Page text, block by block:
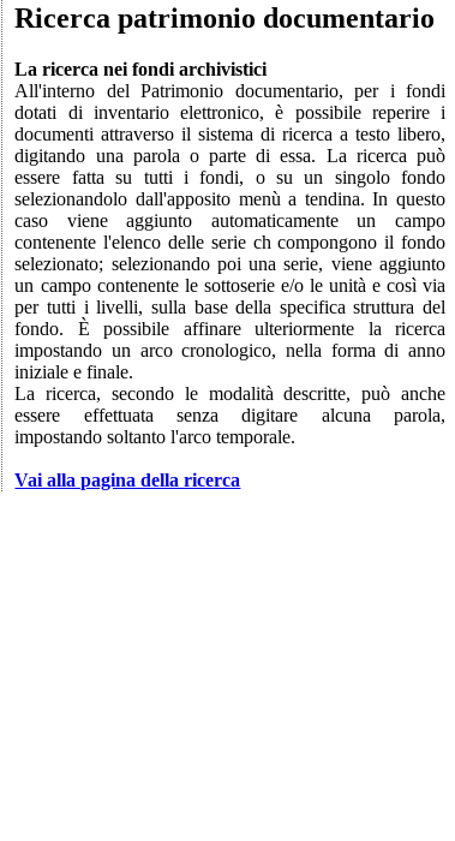
Ricerca patrimonio documentario
La ricerca nei fondi archivistici
All'interno del Patrimonio documentario, per i fondi
dotati di inventario elettronico, è possibile reperire i
documenti attraverso il sistema di ricerca a testo libero,
digitando una parola o parte di essa. La ricerca può
essere fatta su tutti i fondi, o su un singolo fondo
selezionandolo dall'apposito menù a tendina. In questo
caso viene aggiunto automaticamente un campo
contenente l'elenco delle serie ch compongono il fondo
selezionato; selezionando poi una serie, viene aggiunto
un campo contenente le sottoserie e/o le unità e così via
per tutti i livelli, sulla base della specifica struttura del
fondo. È possibile affinare ulteriormente la ricerca
impostando un arco cronologico, nella forma di anno
iniziale e finale.
La ricerca, secondo le modalità descritte, può anche
essere effettuata senza digitare alcuna parola,
impostando soltanto l'arco temporale.
Vai alla pagina della ricerca